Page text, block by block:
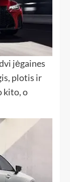
jėgaines
plotis ir
kito, o